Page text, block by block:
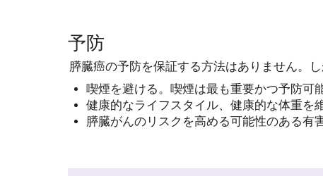
予防
膵臓癌の予防を保証する方法はありません。
喫煙を避ける。喫煙は最も重要かつ予防可
健康的なライフスタイル、健康的な体重を
膵臓がんのリスクを高める可能性のある有